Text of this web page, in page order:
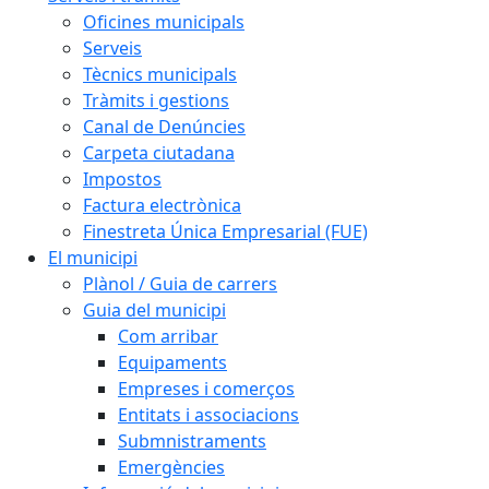
Oficines municipals
Serveis
Tècnics municipals
Tràmits i gestions
Canal de Denúncies
Carpeta ciutadana
Impostos
Factura electrònica
Finestreta Única Empresarial (FUE)
El municipi
Plànol / Guia de carrers
Guia del municipi
Com arribar
Equipaments
Empreses i comerços
Entitats i associacions
Submnistraments
Emergències